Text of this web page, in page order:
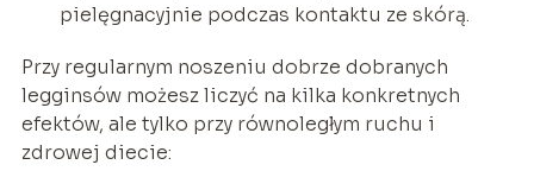
pielęgnacyjnie podczas kontaktu ze skórą.
Przy regularnym noszeniu dobrze dobranych
legginsów możesz liczyć na kilka konkretnych
efektów, ale tylko przy równoległym ruchu i
zdrowej diecie: